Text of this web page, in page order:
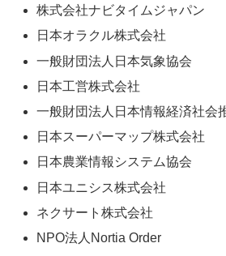
株式会社ナビタイムジャパン
日本オラクル株式会社
一般財団法人日本気象協会
日本工営株式会社
一般財団法人日本情報経済社会
日本スーパーマップ株式会社
日本農業情報システム協会
日本ユニシス株式会社
ネクサート株式会社
NPO法人Nortia Order